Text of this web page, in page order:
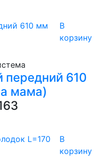
В
корзину
передний 610
мама)
В
корзину